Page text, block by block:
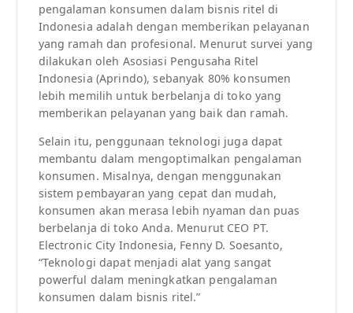
pengalaman konsumen dalam bisnis ritel di
Indonesia adalah dengan memberikan pelayanan
yang ramah dan profesional. Menurut survei yang
dilakukan oleh Asosiasi Pengusaha Ritel
Indonesia (Aprindo), sebanyak 80% konsumen
lebih memilih untuk berbelanja di toko yang
memberikan pelayanan yang baik dan ramah.
Selain itu, penggunaan teknologi juga dapat
membantu dalam mengoptimalkan pengalaman
konsumen. Misalnya, dengan menggunakan
sistem pembayaran yang cepat dan mudah,
konsumen akan merasa lebih nyaman dan puas
berbelanja di toko Anda. Menurut CEO PT.
Electronic City Indonesia, Fenny D. Soesanto,
“Teknologi dapat menjadi alat yang sangat
powerful dalam meningkatkan pengalaman
konsumen dalam bisnis ritel.”